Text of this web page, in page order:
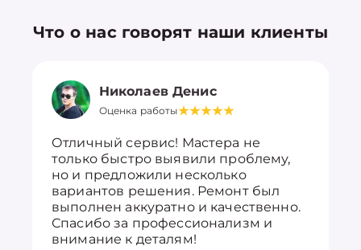
Что о нас говорят наши клиенты
Николаев Денис
Оценка работы
Отличный сервис! Мастера не
только быстро выявили проблему,
но и предложили несколько
вариантов решения. Ремонт был
выполнен аккуратно и качественно.
Спасибо за профессионализм и
внимание к деталям!